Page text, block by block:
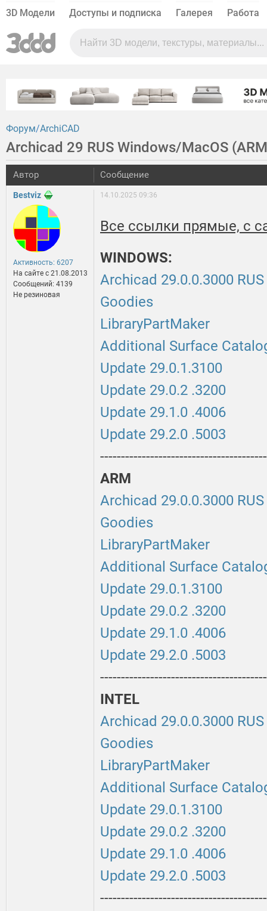
3D Модели Доступы и подписка Галерея Работа
Форум ArchiCAD
Archicad 29 RUS Windows/MacOS
Автор Сообщение
Bestviz
Активность: 6207
На сайте c 21.08.2013
Сообщений: 4139
Не резиновая
14.10.2025 09:36
Все ссылки прямые, с
WINDOWS:
Archicad 29.0.0.3000 RUS
Goodies
LibraryPartMaker
Additional Surface
Update 29.0.1.3100
Update 29.0.2 .3200
Update 29.1.0 .4006
Update 29.2.0 .5003
ARM
Archicad 29.0.0.3000 RUS
Goodies
LibraryPartMaker
Additional Surface
Update 29.0.1.3100
Update 29.0.2 .3200
Update 29.1.0 .4006
Update 29.2.0 .5003
INTEL
Archicad 29.0.0.3000 RUS
Goodies
LibraryPartMaker
Additional Surface
Update 29.0.1.3100
Update 29.0.2 .3200
Update 29.1.0 .4006
Update 29.2.0 .5003